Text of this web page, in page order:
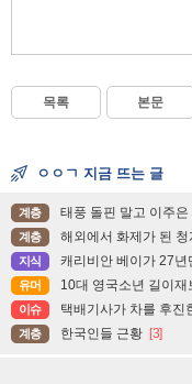
목록 본문
ㅇㅇㄱ 지금 뜨는 글
계층 태풍 돌핀 말고 이주은
계층 해외에서 화제가 된
지식 캐리비안 베이가 27년
유머 10대 영국소년 길이재
이슈 택배기사가 차를 후진
계층 한국인들 근황 [3]